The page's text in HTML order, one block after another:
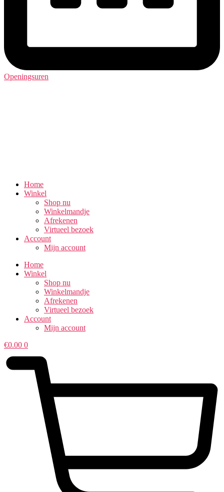
Openingsuren
Home
Winkel
Shop nu
Winkelmandje
Afrekenen
Virtueel bezoek
Account
Mijn account
Home
Winkel
Shop nu
Winkelmandje
Afrekenen
Virtueel bezoek
Account
Mijn account
€0.00 0